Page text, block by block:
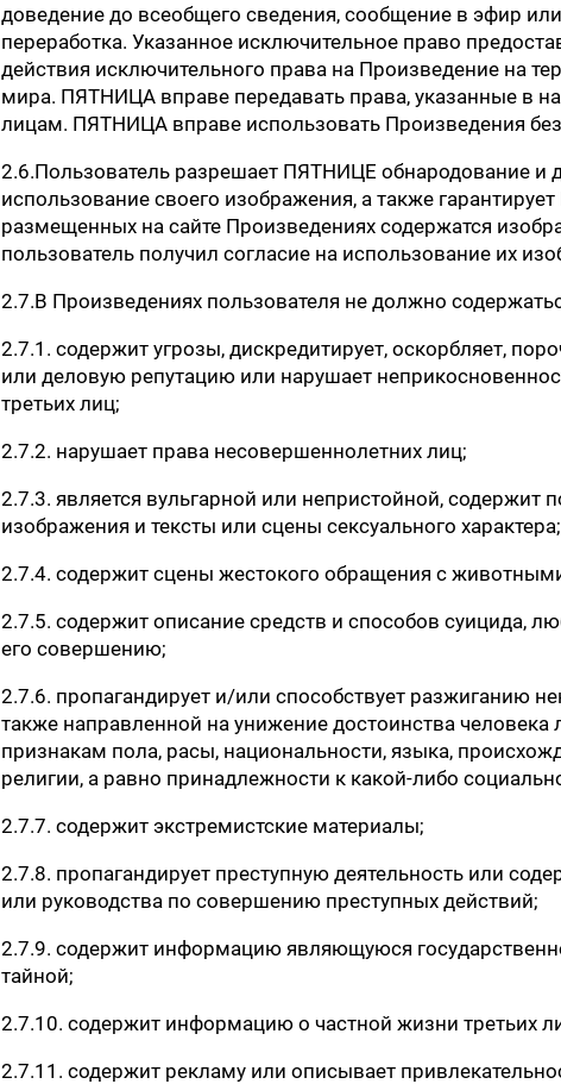
доведение до всеобщего сведения, сообщение в эфир
переработка. Указанное исключительное право
действия исключительного права на Произведение на
мира. ПЯТНИЦА вправе передавать права, указанные в
лицам. ПЯТНИЦА вправе использовать Произведения
2.6.Пользователь разрешает ПЯТНИЦЕ обнародование и
использование своего изображения, а также
размещенных на сайте Произведениях содержатся
пользователь получил согласие на использование их
2.7.В Произведениях пользователя не должно
2.7.1. содержит угрозы, дискредитирует, оскорбляет,
или деловую репутацию или нарушает
третьих лиц;
2.7.2. нарушает права несовершеннолетних лиц;
2.7.3. является вульгарной или непристойной, содержит
изображения и тексты или сцены сексуального характера;
2.7.4. содержит сцены жестокого обращения с
2.7.5. содержит описание средств и способов суицида,
его совершению;
2.7.6. пропагандирует и/или способствует разжиганию
также направленной на унижение достоинства человека
признакам пола, расы, национальности, языка,
религии, а равно принадлежности к какой-либо
2.7.7. содержит экстремистские материалы;
2.7.8. пропагандирует преступную деятельность или
или руководства по совершению преступных действий;
2.7.9. содержит информацию являющуюся
тайной;
2.7.10. содержит информацию о частной жизни третьих
2.7.11. содержит рекламу или описывает